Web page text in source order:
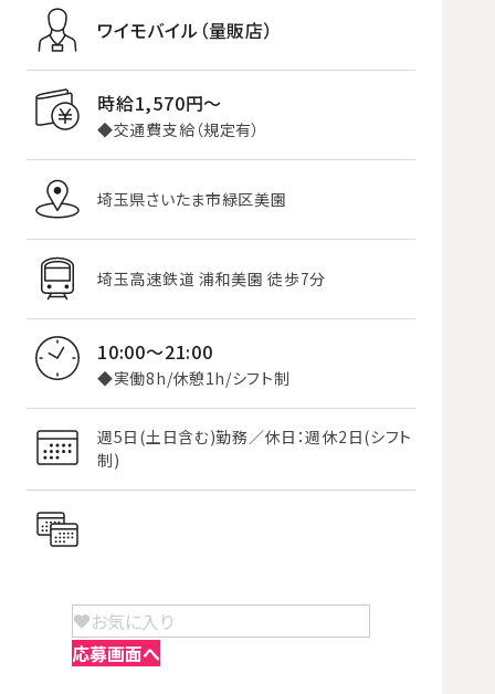
ワイモバイル（量販店）
時給1,570円〜
◆交通費支給（規定有）
埼玉県さいたま市緑区美園
埼玉高速鉄道 浦和美園 徒歩7分
10:00～21:00
◆実働8h/休憩1h/シフト制
週5日(土日含む)勤務／休日：週休2日(シフト
制)
お気に入り
応募画面へ